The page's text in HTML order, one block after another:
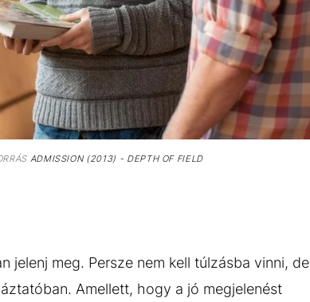
ADMISSION (2013) - DEPTH OF FIELD
jelenj meg. Persze nem kell túlzásba vinni, de
Amellett, hogy a jó megjelenést